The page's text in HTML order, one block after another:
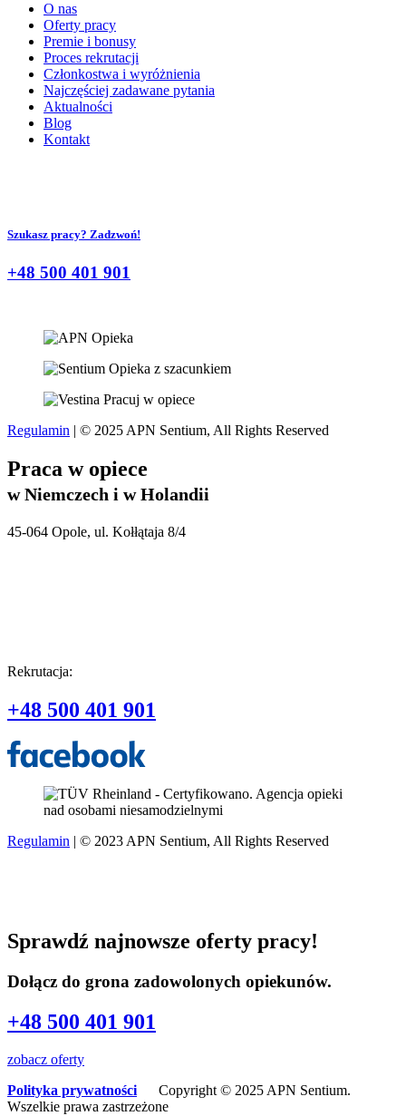
O nas
Oferty pracy
Premie i bonusy
Proces rekrutacji
Członkostwa i wyróżnienia
Najczęściej zadawane pytania
Aktualności
Blog
Kontakt
Szukasz pracy? Zadzwoń!
+48 500 401 901
Regulamin | © 2025 APN Sentium, All Rights Reserved
Praca w opiece
w Niemczech i w Holandii
45-064 Opole, ul. Kołłątaja 8/4
Rekrutacja:
+48 500 401 901
Regulamin | © 2023 APN Sentium, All Rights Reserved
Sprawdź najnowsze oferty pracy!
Dołącz do grona zadowolonych opiekunów.
+48 500 401 901
zobacz oferty
Polityka prywatności
Copyright © 2025 APN Sentium.
Wszelkie prawa zastrzeżone